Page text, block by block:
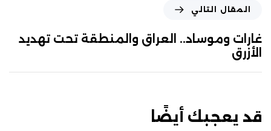
المقال التالي
غارات وموساد.. العراق والمنطقة تحت تهديد
الأزرق
قد يعجبك أيضًا